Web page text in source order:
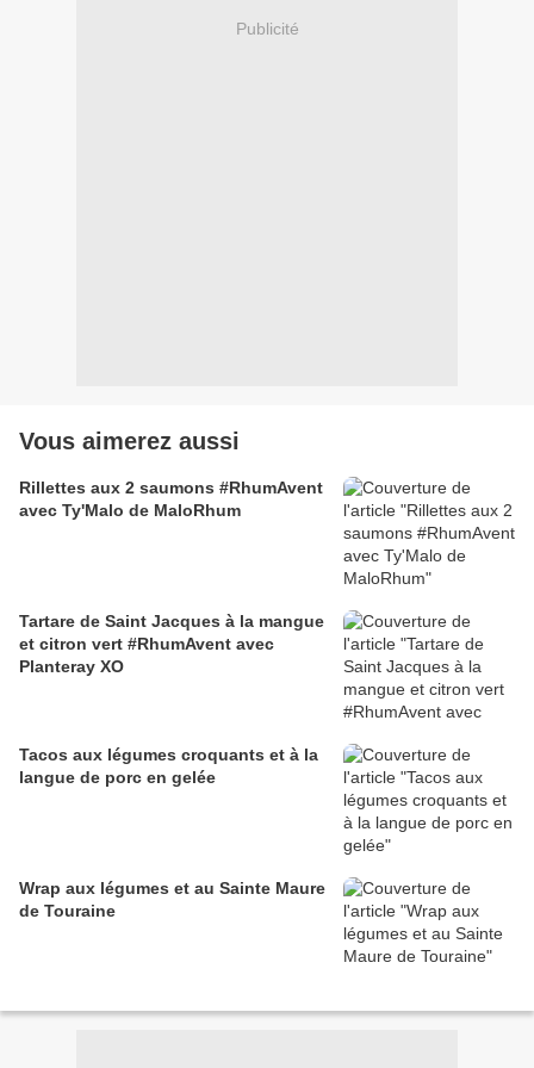
Publicité
Vous aimerez aussi
Rillettes aux 2 saumons #RhumAvent
avec Ty'Malo de MaloRhum
Tartare de Saint Jacques à la mangue
et citron vert #RhumAvent avec
Planteray XO
Tacos aux légumes croquants et à la
langue de porc en gelée
Wrap aux légumes et au Sainte Maure
de Touraine